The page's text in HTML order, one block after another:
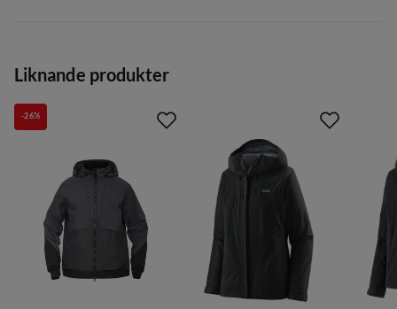
Storlek:S
Storleksguide
Liknande produkter
-26%